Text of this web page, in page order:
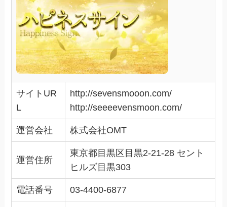
サイトUR
L
http://sevensmooon.com/
http://seeeevensmoon.com/
運営会社 株式会社OMT
運営住所
東京都目黒区目黒2-21-28 セント
ヒルズ目黒303
電話番号 03-4400-6877